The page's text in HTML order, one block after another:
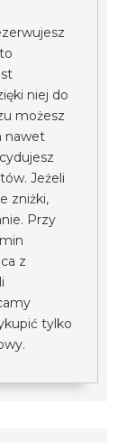
niej do
możesz
nawet
Jeżeli
zniżki,
Przy
z
tylko